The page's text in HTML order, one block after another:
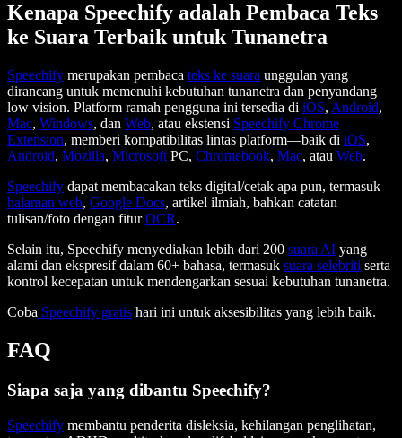
Kenapa Speechify adalah Pembaca Teks
ke Suara Terbaik untuk Tunanetra
Speechify merupakan pembaca teks ke suara unggulan yang
dirancang untuk memenuhi kebutuhan tunanetra dan penyandang
low vision. Platform ramah pengguna ini tersedia di iOS, Android,
Mac, Windows, dan Web, atau ekstensi Speechify Chrome
Extension, memberi kompatibilitas lintas platform—baik di iOS,
Android, Mozilla, Microsoft PC, Chromebook, Mac, atau Web.
Speechify dapat membacakan teks digital/cetak apa pun, termasuk
halaman web, Google Docs, artikel ilmiah, bahkan catatan
tulisan/foto dengan fiturOCR.
Selain itu, Speechify menyediakan lebih dari 200 suara AI yang
alami dan ekspresif dalam 60+ bahasa, termasuk suara selebriti serta
kontrol kecepatan untuk mendengarkan sesuai kebutuhan tunanetra.
Coba Speechify gratis hari ini untuk aksesibilitas yang lebih baik.
FAQ
Siapa saja yang dibantu Speechify?
Speechify membantu penderita disleksia, kehilangan penglihatan,